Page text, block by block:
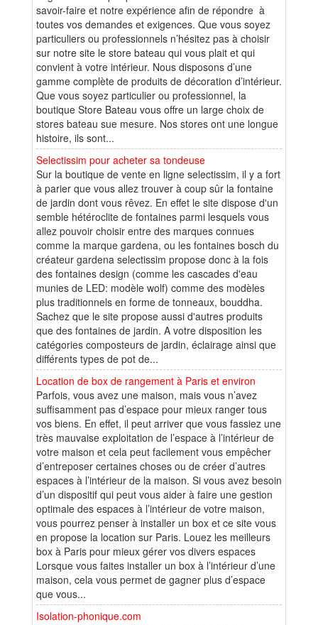
savoir-faire et notre expérience afin de répondre à
toutes vos demandes et exigences. Que vous soyez
particuliers ou professionnels n’hésitez pas à choisir
sur notre site le store bateau qui vous plait et qui
convient à votre intérieur. Nous disposons d’une
gamme complète de produits de décoration d’intérieur.
Que vous soyez particulier ou professionnel, la
boutique Store Bateau vous offre un large choix de
stores bateau sue mesure. Nos stores ont une longue
histoire, ils sont...
Selectissim pour acheter sa tondeuse
Sur la boutique de vente en ligne selectissim, il y a fort
à parier que vous allez trouver à coup sûr la fontaine
de jardin dont vous rêvez. En effet le site dispose d'un
semble hétéroclite de fontaines parmi lesquels vous
allez pouvoir choisir entre des marques connues
comme la marque gardena, ou les fontaines bosch du
créateur gardena selectissim propose donc à la fois
des fontaines design (comme les cascades d'eau
munies de LED: modèle wolf) comme des modèles
plus traditionnels en forme de tonneaux, bouddha.
Sachez que le site propose aussi d'autres produits
que des fontaines de jardin. A votre disposition les
catégories composteurs de jardin, éclairage ainsi que
différents types de pot de...
Location de box de rangement à Paris et environ
Parfois, vous avez une maison, mais vous n’avez
suffisamment pas d’espace pour mieux ranger tous
vos biens. En effet, il peut arriver que vous fassiez une
très mauvaise exploitation de l’espace à l’intérieur de
votre maison et cela peut facilement vous empêcher
d’entreposer certaines choses ou de créer d’autres
espaces à l’intérieur de la maison. Si vous avez besoin
d’un dispositif qui peut vous aider à faire une gestion
optimale des espaces à l’intérieur de votre maison,
vous pourrez penser à installer un box et ce site vous
en propose la location sur Paris. Louez les meilleurs
box à Paris pour mieux gérer vos divers espaces
Lorsque vous faites installer un box à l’intérieur d’une
maison, cela vous permet de gagner plus d’espace
que vous...
Isolation-phonique.com